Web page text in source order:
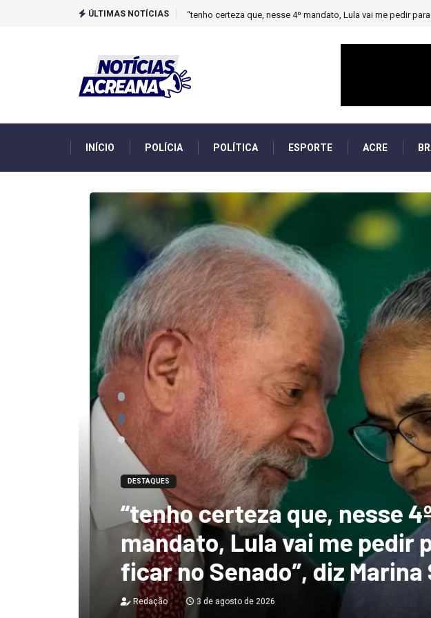
ÚLTIMAS NOTÍCIAS Novo boletim indica El Niño ‘muito forte’ diminuindo chuvas
INÍCIO POLÍCIA POLÍTICA ESPORTE ACRE
DESTAQUES
“tenho certeza que, nesse 4º
mandato, Lula vai me pedir
ficar no Senado”, diz Marina
Redação 3 de agosto de 2026